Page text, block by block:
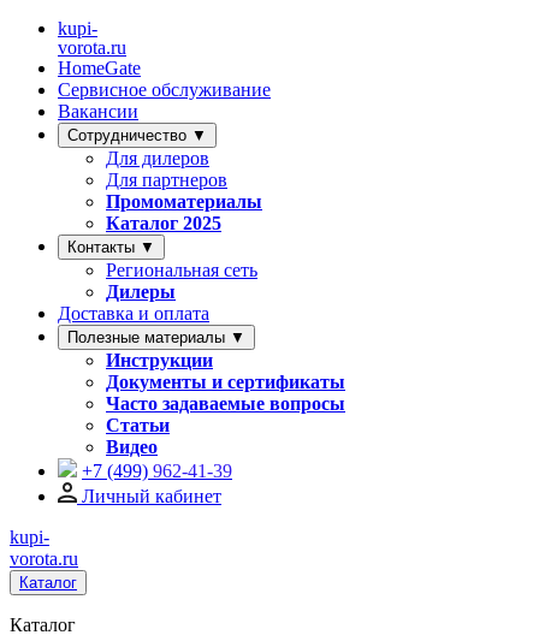
kupi-
vorota.ru
HomeGate
Сервисное обслуживание
Вакансии
Сотрудничество ▼
Для дилеров
Для партнеров
Промоматериалы
Каталог 2025
Контакты ▼
Региональная сеть
Дилеры
Доставка и оплата
Полезные материалы ▼
Инструкции
Документы и сертификаты
Часто задаваемые вопросы
Статьи
Видео
+7 (499) 962-41-39
Личный кабинет
kupi-
vorota.ru
Каталог
Каталог